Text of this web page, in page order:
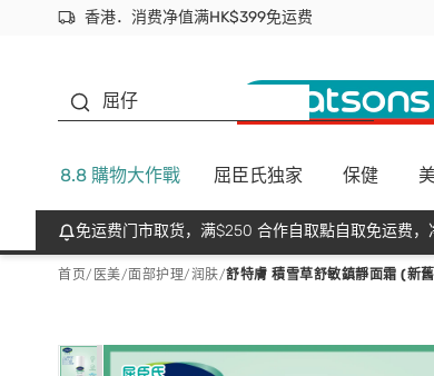
香港．消费净值满HK$399免运费
立即成为易赏钱会员尽享独家优惠
首次APP下单买满$450 输入 NEWAPP 即减$50
屈仔
8.8 購物大作戰 屈臣氏独家 保健
免运费门市取货，满$250 合作自取點自取免运费，
首页/ 医美/面部护理/润肤/舒特膚 積雪草舒敏鎮靜面霜 (新